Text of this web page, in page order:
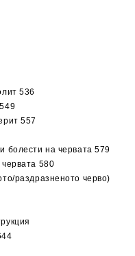
536
557
болести на червата 579
580
раздразненото червo)